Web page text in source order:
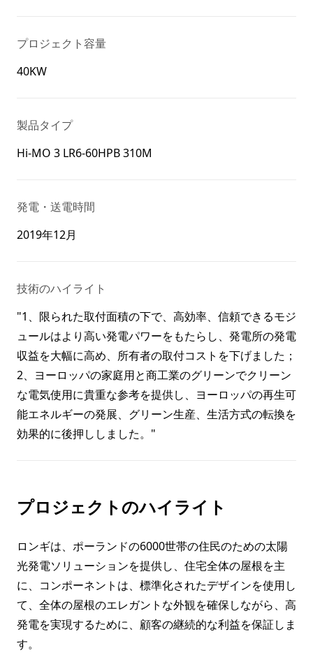
プロジェクト容量
40KW
製品タイプ
Hi-MO 3 LR6-60HPB 310M
発電・送電時間
2019年12月
技術のハイライト
"1、限られた取付面積の下で、高効率、信頼できるモジ
ュールはより高い発電パワーをもたらし、発電所の発電
収益を大幅に高め、所有者の取付コストを下げました；
2、ヨーロッパの家庭用と商工業のグリーンでクリーン
な電気使用に貴重な参考を提供し、ヨーロッパの再生可
能エネルギーの発展、グリーン生産、生活方式の転換を
効果的に後押ししました。"
プロジェクトのハイライト
ロンギは、ポーランドの6000世帯の住民のための太陽
光発電ソリューションを提供し、住宅全体の屋根を主
に、コンポーネントは、標準化されたデザインを使用し
て、全体の屋根のエレガントな外観を確保しながら、高
発電を実現するために、顧客の継続的な利益を保証しま
す。